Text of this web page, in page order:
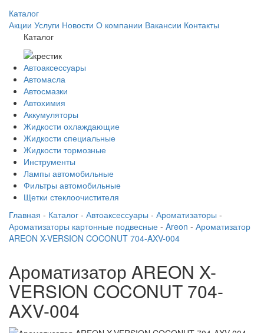
Каталог
Акции Услуги Новости О компании Вакансии Контакты
Каталог
Автоаксессуары
Автомасла
Автосмазки
Автохимия
Аккумуляторы
Жидкости охлаждающие
Жидкости специальные
Жидкости тормозные
Инструменты
Лампы автомобильные
Фильтры автомобильные
Щетки стеклоочистителя
Главная - Каталог - Автоаксессуары - Ароматизаторы -
Ароматизаторы картонные подвесные - Areon - Ароматизатор
AREON X-VERSION COCONUT 704-AXV-004
Ароматизатор AREON X-
VERSION COCONUT 704-
AXV-004